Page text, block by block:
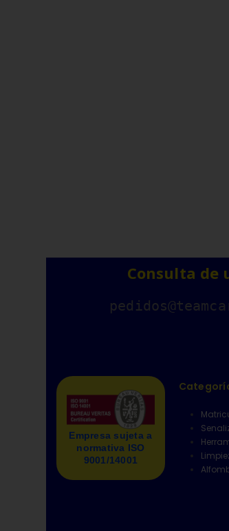
Consulta de
Empresa sujeta a
normativa ISO
9001/14001